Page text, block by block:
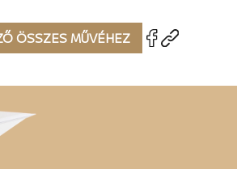
ÖSSZES MŰVÉHEZ